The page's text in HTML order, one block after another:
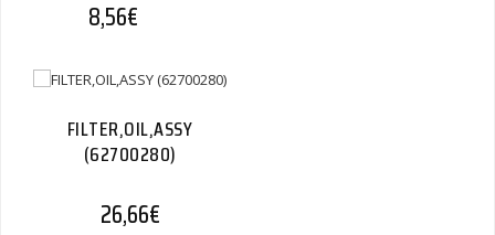
8,56€
FILTER,OIL,ASSY
(62700280)
26,66€